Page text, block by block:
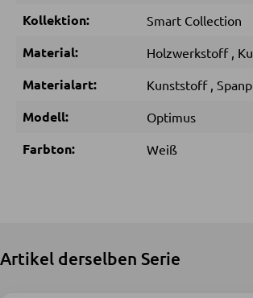
Doppelbetten
MATRATZEN SHOP
Kollektion: Smart Collection
Material: Holzwerkstoff,
Materialart: Kunststoff,
Modell: Optimus
Farbton: Weiß
Artikel derselben Serie